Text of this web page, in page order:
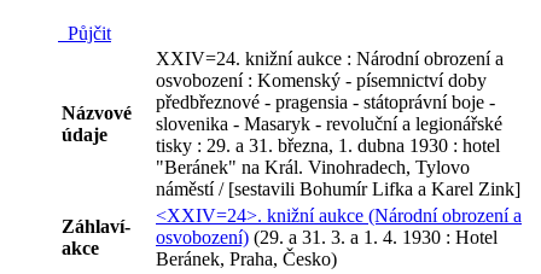
Půjčit
Názvové
údaje
XXIV=24. knižní aukce : Národní obrození a
osvobození : Komenský - písemnictví doby
předbřeznové - pragensia - státoprávní boje -
slovenika - Masaryk - revoluční a legionářské
tisky : 29. a 31. března, 1. dubna 1930 : hotel
"Beránek" na Král. Vinohradech, Tylovo
náměstí / [sestavili Bohumír Lifka a Karel Zink]
Záhlaví-
akce
<XXIV=24>. knižní aukce (Národní obrození a
osvobození) (29. a 31. 3. a 1. 4. 1930 : Hotel
Beránek, Praha, Česko)